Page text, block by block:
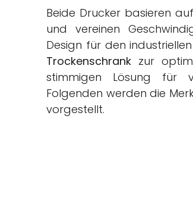
Beide Drucker basieren
und vereinen
Design für den
Trockenschrank zur
stimmigen Lösung für
Folgenden werden die
vorgestellt.